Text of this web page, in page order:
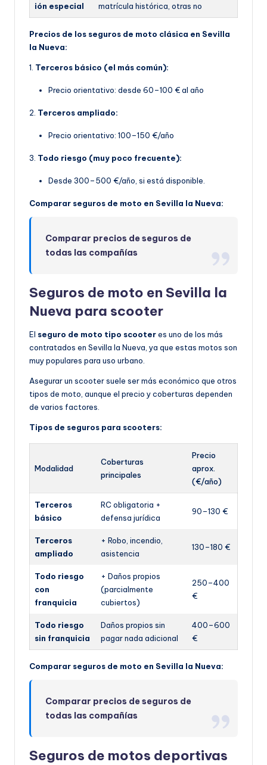
ión especial
matrícula histórica, otras no
Precios de los seguros de moto clásica en Sevilla
la Nueva:
1. Terceros básico (el más común):
Precio orientativo: desde 60–100 € al año
2. Terceros ampliado:
Precio orientativo: 100–150 €/año
3. Todo riesgo (muy poco frecuente):
Desde 300–500 €/año, si está disponible.
Comparar seguros de moto en Sevilla la Nueva:
Comparar precios de seguros de
todas las compañías
Seguros de moto en Sevilla la
Nueva para scooter
El seguro de moto tipo scooteres uno de los más
contratados en Sevilla la Nueva, ya que estas motos son
muy populares para uso urbano.
Asegurar un scooter suele ser más económico que otros
tipos de moto, aunque el precio y coberturas dependen
de varios factores.
Tipos de seguros para scooters:
Modalidad
Coberturas
principales
Precio
aprox.
(€/año)
Terceros
básico
RC obligatoria +
defensa jurídica
90–130 €
Terceros
ampliado
+ Robo, incendio,
asistencia
130–180 €
Todo riesgo
con
franquicia
+ Daños propios
(parcialmente
cubiertos)
250–400
€
Todo riesgo
sin franquicia
Daños propios sin
pagar nada adicional
400–600
€
Comparar seguros de moto en Sevilla la Nueva:
Comparar precios de seguros de
todas las compañías
Seguros de motos deportivas